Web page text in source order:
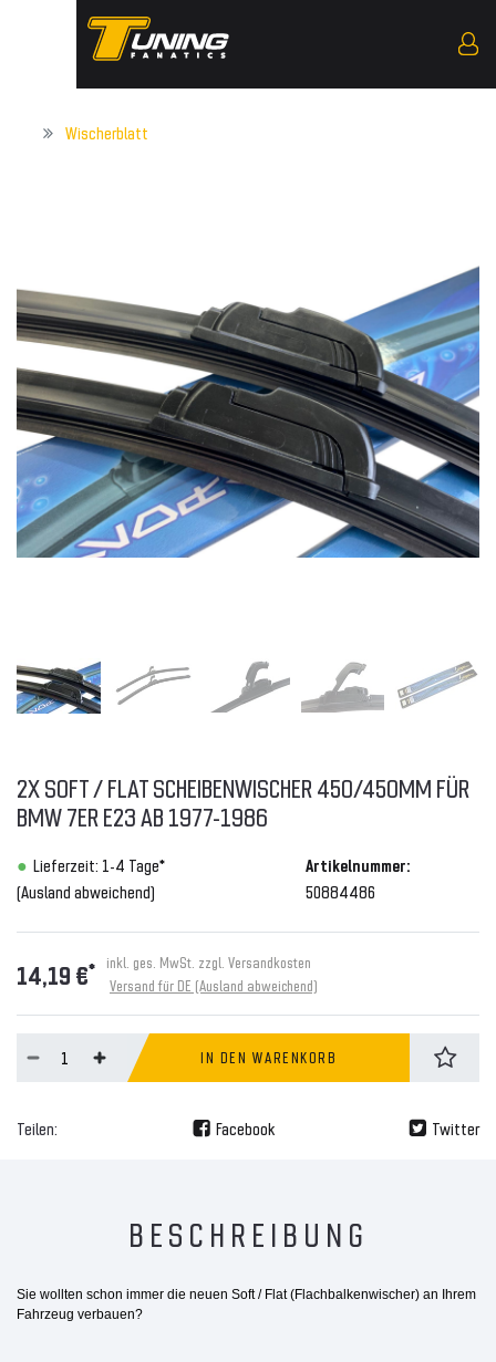
Wischerblatt
2X SOFT / FLAT SCHEIBENWISCHER 450/450MM FÜR
BMW 7ER E23 AB 1977-1986
Lieferzeit: 1-4 Tage*
(Ausland abweichend)
Artikelnummer:
50884486
14,19 €* inkl. ges. MwSt. zzgl. Versandkosten
Versand für DE (Ausland abweichend)
IN DEN WARENKORB
Teilen: Facebook Twitter
BESCHREIBUNG
Sie wollten schon immer die neuen Soft / Flat (Flachbalkenwischer) an Ihrem
Fahrzeug verbauen?